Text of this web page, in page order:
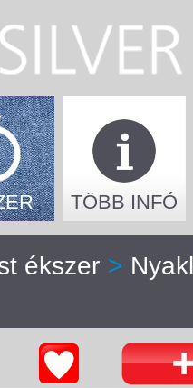
TÖBB INFÓ
ékszer >